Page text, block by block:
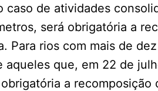
caso de atividades
será obrigatória a
Para rios com mais de
aqueles que, em 22 de
a recomposição